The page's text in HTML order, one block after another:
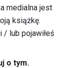
medialna jest
książkę.
/ lub pojawiłeś
o tym.